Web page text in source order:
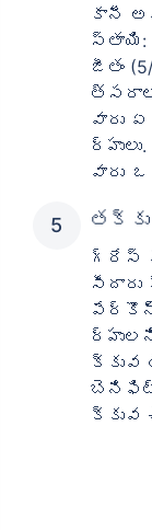
కానీ
స్తాయి:
జీతం
వారు
ర్హులు.
వారు
గ్రేస్
బెనిఫిట్
క్కువ